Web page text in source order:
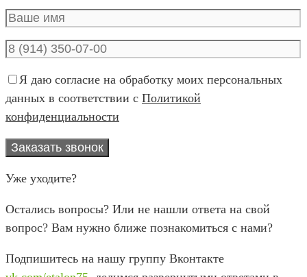
Я даю согласие на обработку моих персональных
данных в соответствии с Политикой
конфиденциальности
Уже уходите?
Остались вопросы? Или не нашли ответа на свой
вопрос? Вам нужно ближе познакомиться с нами?
Подпишитесь на нашу группу Вконтакте